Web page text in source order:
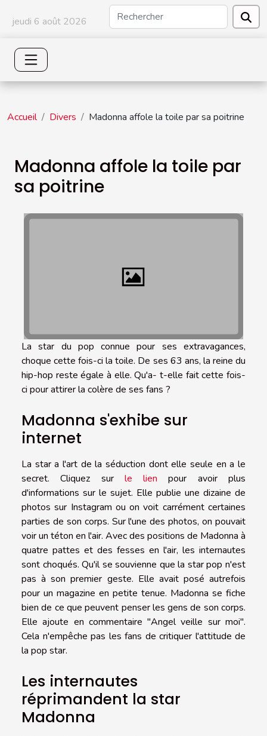
jeudi 6 août 2026
Accueil Divers Madonna affole la toile par sa poitrine
Madonna affole la toile par
sa poitrine
La star du pop connue pour ses extravagances,
choque cette fois-ci la toile. De ses 63 ans, la reine du
hip-hop reste égale à elle. Qu'a- t-elle fait cette fois-
ci pour attirer la colère de ses fans ?
Madonna s'exhibe sur
internet
La star a l'art de la séduction dont elle seule en a le
secret. Cliquez sur le lien pour avoir plus
d'informations sur le sujet. Elle publie une dizaine de
photos sur Instagram ou on voit carrément certaines
parties de son corps. Sur l'une des photos, on pouvait
voir un téton en l'air. Avec des positions de Madonna à
quatre pattes et des fesses en l'air, les internautes
sont choqués. Qu'il se souvienne que la star pop n'est
pas à son premier geste. Elle avait posé autrefois
pour un magazine en petite tenue. Madonna se fiche
bien de ce que peuvent penser les gens de son corps.
Elle ajoute en commentaire "Angel veille sur moi".
Cela n'empêche pas les fans de critiquer l'attitude de
la pop star.
Les internautes
réprimandent la star
Madonna